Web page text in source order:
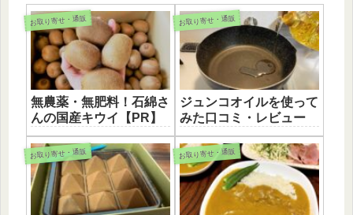
お取り寄せ・通販
無農薬・無肥料！石綿さ
んの国産キウイ【PR】
お取り寄せ・通販
ジュンコオイルを使って
みた口コミ・レビュー
お取り寄せ・通販 お取り寄せ・通販